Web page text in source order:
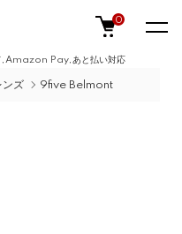
,Amazon Pay,あと払い対応
0
ズ 9five Belmont